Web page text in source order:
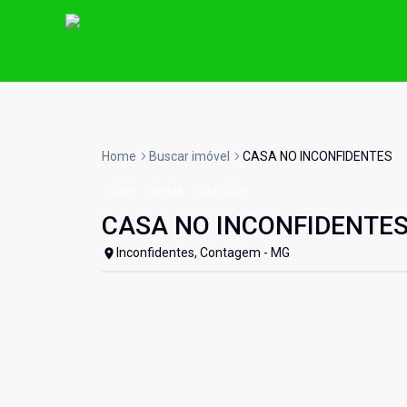
Home Buscar imóvel CASA NO INCONFIDENTES
CASA NO INCONFIDENTES
Inconfidentes, Contagem - MG